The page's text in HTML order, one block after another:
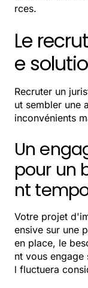
rces.
Le
e
Recruter un
ut sembler une
inconvénients
Un
pour un
nt
Votre projet
ensive sur une
en place, le
nt vous
l fluctuera